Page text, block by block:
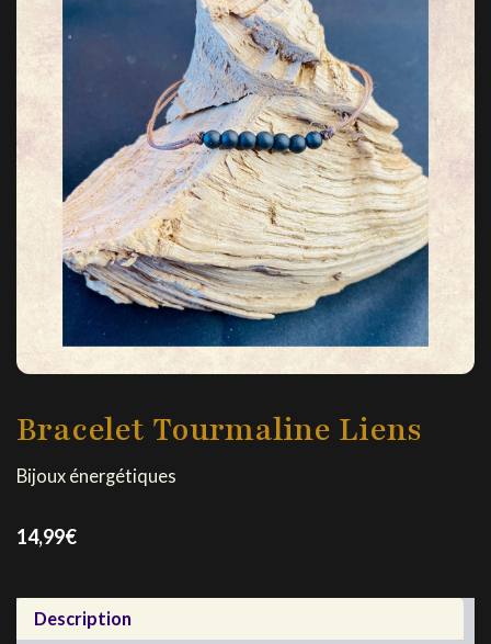
Bracelet Tourmaline Liens
Bijoux énergétiques
14,99€
Description